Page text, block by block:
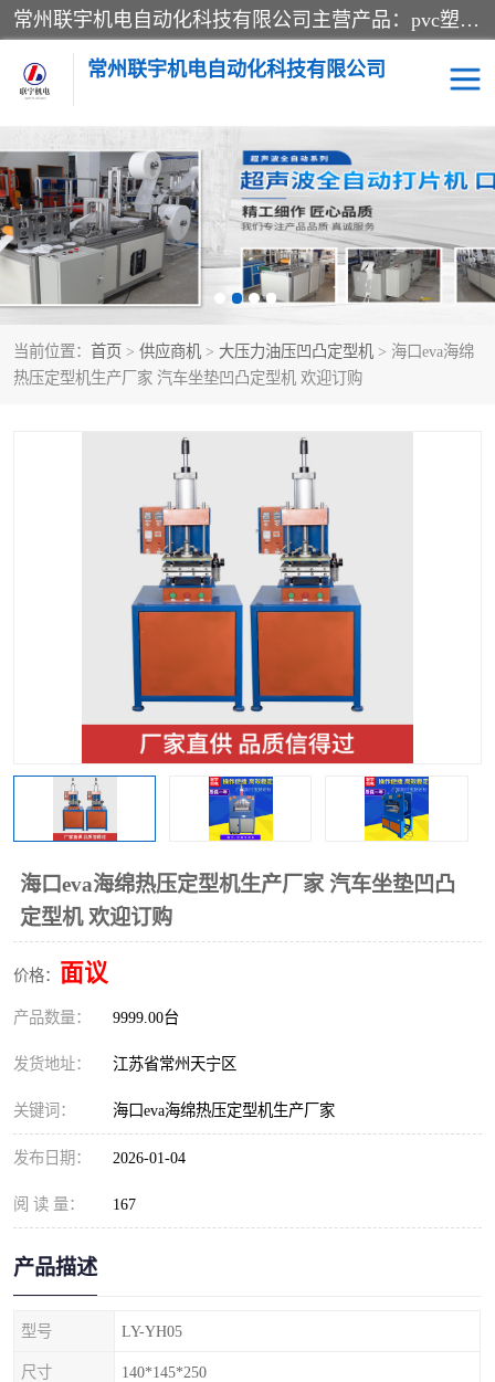
常州联宇机电自动化科技有限公司主营产品：pvc塑料焊机、高频热合机、软膜天花压边机、服装布料凹凸压花机、布料3d压印设备、服装植胶设备、超声波布料花边机、无纺布热合机、全自动压花机。
常州联宇机电自动化科技有限公司
当前位置： 首页 > 供应商机 > 大压力油压凹凸定型机 > 海口eva海绵
热压定型机生产厂家 汽车坐垫凹凸定型机 欢迎订购
海口eva海绵热压定型机生产厂家 汽车坐垫凹凸
定型机 欢迎订购
价格： 面议
产品数量： 9999.00台
发货地址： 江苏省常州天宁区
关键词： 海口eva海绵热压定型机生产厂家
发布日期： 2026-01-04
阅 读 量： 167
产品描述
型号 LY-YH05
尺寸 140*145*250
压花定型机以及压花模具 超声波热合机
高频热合机 超声波花边机
超声波复合压花机 凹凸压花机压标机
3040凹凸压花机 双头服装凹凸压花机
自动超声波打片成型机
泡壳包装封口机 海绵产品成型机